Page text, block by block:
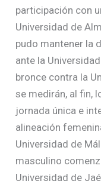
participación con
Universidad de
pudo mantener la
ante la
bronce contra la
se medirán, al fin,
jornada única e
alineación
Universidad de
masculino
Universidad de